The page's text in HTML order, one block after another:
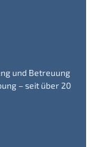
und Betreuung
– seit über 20